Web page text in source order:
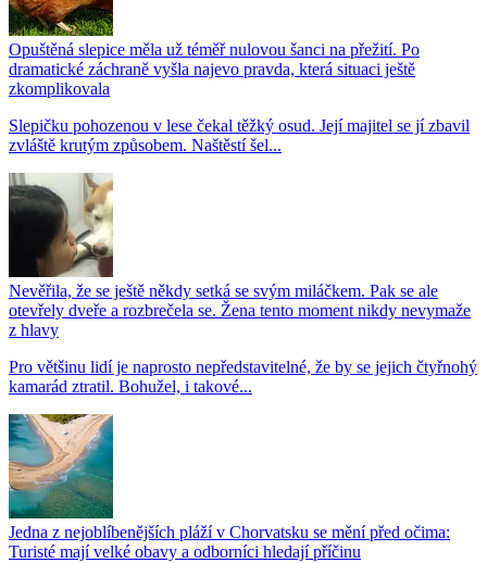
Opuštěná slepice měla už téměř nulovou šanci na přežití. Po
dramatické záchraně vyšla najevo pravda, která situaci ještě
zkomplikovala
Slepičku pohozenou v lese čekal těžký osud. Její majitel se jí zbavil
zvláště krutým způsobem. Naštěstí šel...
Nevěřila, že se ještě někdy setká se svým miláčkem. Pak se ale
otevřely dveře a rozbrečela se. Žena tento moment nikdy nevymaže
z hlavy
Pro většinu lidí je naprosto nepředstavitelné, že by se jejich čtyřnohý
kamarád ztratil. Bohužel, i takové...
Jedna z nejoblíbenějších pláží v Chorvatsku se mění před očima:
Turisté mají velké obavy a odborníci hledají příčinu